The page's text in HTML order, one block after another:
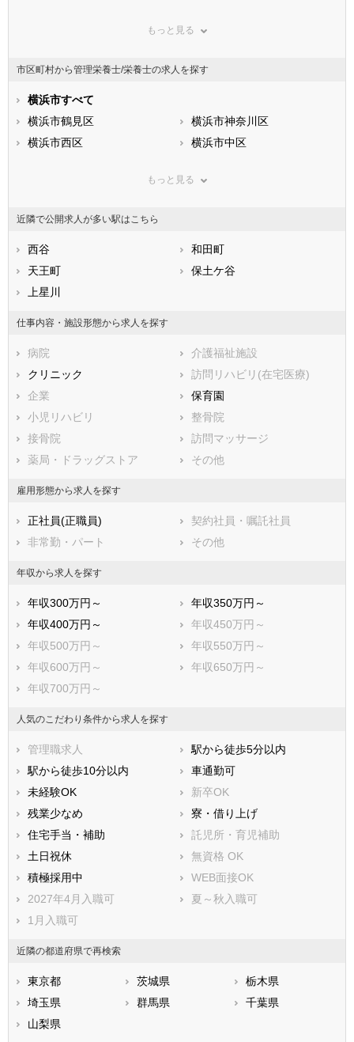
神奈川県
石川県
福井県
静岡県
滋賀県
大阪府
兵庫県
和歌山県
山口県
福岡県
佐賀県
熊本県
鹿児島県
もっと見る
市区町村から管理栄養士/栄養士の求人を探す
横浜市すべて
横浜市鶴見区
横浜市神奈川区
横浜市西区
横浜市中区
横浜市金沢区
横浜市港南区
横浜市緑区
横浜市瀬谷区
横浜市栄区
横浜市泉区
横浜市青葉区
川崎市中原区
川崎市高津区
川崎市多摩区
川崎市宮前区
川崎市麻生区
相模原市すべて
相模原市緑区
相模原市中央区
相模原市南区
市部
鎌倉市
藤沢市
小田原市
茅ヶ崎市
逗子市
大和市
伊勢原市
海老名市
座間市
南足柄市
綾瀬市
三浦郡葉山町
高座郡寒川町
中郡大磯町
足柄上郡中井町
足柄上郡松田町
足柄上郡山北町
足柄上郡開成町
足柄下郡箱根町
足柄下郡真鶴町
足柄下郡湯河原町
愛甲郡愛川町
愛甲郡清川村
もっと見る
近隣で公開求人が多い駅はこちら
西谷
和田町
天王町
保土ケ谷
上星川
仕事内容・施設形態から求人を探す
病院
介護福祉施設
クリニック
訪問リハビリ(在宅医療)
企業
保育園
小児リハビリ
整骨院
接骨院
訪問マッサージ
薬局・ドラッグストア
その他
雇用形態から求人を探す
正社員(正職員)
契約社員・嘱託社員
非常勤・パート
その他
年収から求人を探す
年収300万円～
年収350万円～
年収400万円～
年収450万円～
年収500万円～
年収550万円～
年収600万円～
年収650万円～
年収700万円～
人気のこだわり条件から求人を探す
管理職求人
駅から徒歩5分以内
駅から徒歩10分以内
車通勤可
未経験OK
新卒OK
残業少なめ
寮・借り上げ
住宅手当・補助
託児所・育児補助
土日祝休
無資格 OK
積極採用中
WEB面接OK
2027年4月入職可
夏～秋入職可
1月入職可
近隣の都道府県で再検索
東京都 茨城県
栃木県
埼玉県
群馬県
千葉県
山梨県